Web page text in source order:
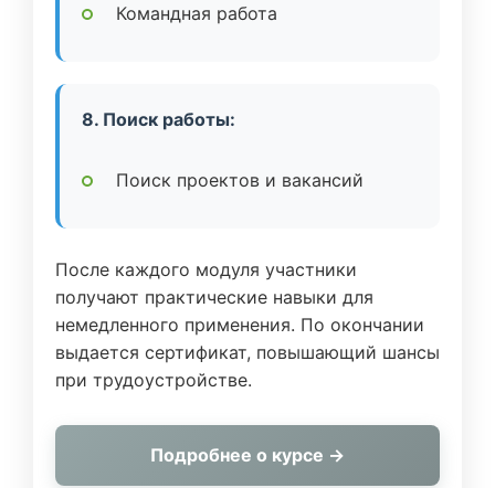
Командная работа
8. Поиск работы:
Поиск проектов и вакансий
После каждого модуля участники
получают практические навыки для
немедленного применения. По окончании
выдается сертификат, повышающий шансы
при трудоустройстве.
Подробнее о курсе →